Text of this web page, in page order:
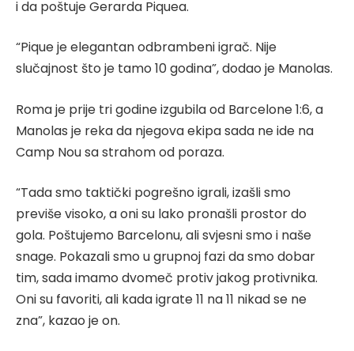
i da poštuje Gerarda Piquea.
“Pique je elegantan odbrambeni igrač. Nije
slučajnost što je tamo 10 godina”, dodao je Manolas.
Roma je prije tri godine izgubila od Barcelone 1:6, a
Manolas je reka da njegova ekipa sada ne ide na
Camp Nou sa strahom od poraza.
“Tada smo taktički pogrešno igrali, izašli smo
previše visoko, a oni su lako pronašli prostor do
gola. Poštujemo Barcelonu, ali svjesni smo i naše
snage. Pokazali smo u grupnoj fazi da smo dobar
tim, sada imamo dvomeč protiv jakog protivnika.
Oni su favoriti, ali kada igrate 11 na 11 nikad se ne
zna”, kazao je on.